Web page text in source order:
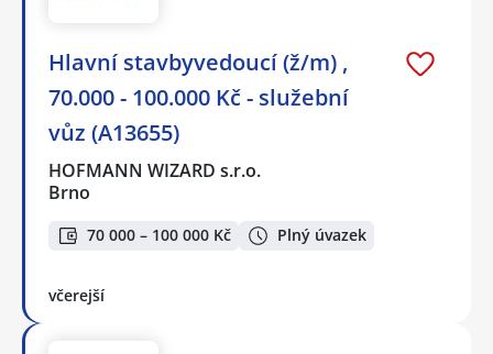
Hlavní stavbyvedoucí (ž/m) ,
70.000 - 100.000 Kč - služební
vůz (A13655)
HOFMANN WIZARD s.r.o.
Brno
70 000 – 100 000 Kč Plný úvazek
včerejší